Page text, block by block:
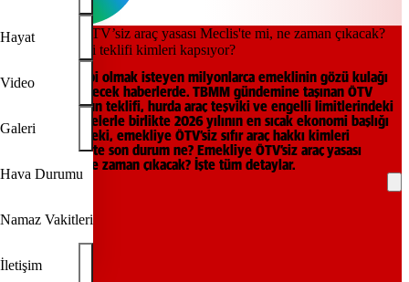
Hayat
Video
Galeri
Hava Durumu
Namaz Vakitleri
İletişim
Otomobil sahibi olmak isteyen milyonlarca emeklinin gözü kulağı
Ankara’dan gelecek haberlerde. TBMM gündemine taşınan ÖTV
muafiyeti kanun teklifi, hurda araç teşviki ve engelli limitlerindeki
son güncellemelerle birlikte 2026 yılının en sıcak ekonomi başlığı
haline geldi. Peki, emekliye ÖTV’siz sıfır araç hakkı kimleri
kapsıyor, süreçte son durum ne? Emekliye ÖTV’siz araç yasası
Meclis'te mi, ne zaman çıkacak? İşte tüm detaylar.
REKLAM